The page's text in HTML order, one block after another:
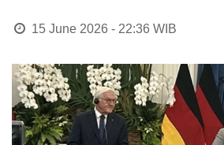
15 June 2026 - 22:36WIB